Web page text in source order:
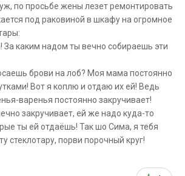
по просьбе жены лезет ремонтировать
под раковиной в шкафу на огромное
каким надом ты вечно собираешь эти
брови на лоб? Моя мама постоянно
Вот я коплю и отдаю их ей! Ведь
варенья постоянно закручивает!
закручивает, ей же надо куда-то
ты ей отдаёшь! Так шо Сима, я тебя
стеклотару, порви порочный круг!